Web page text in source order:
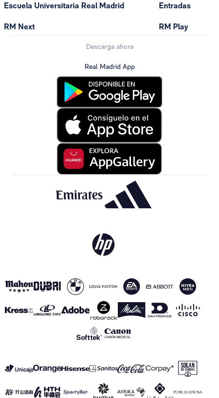
Escuela Universitaria Real Madrid
RM Next
Entradas
RM Play
Descarga ahora
Real Madrid App